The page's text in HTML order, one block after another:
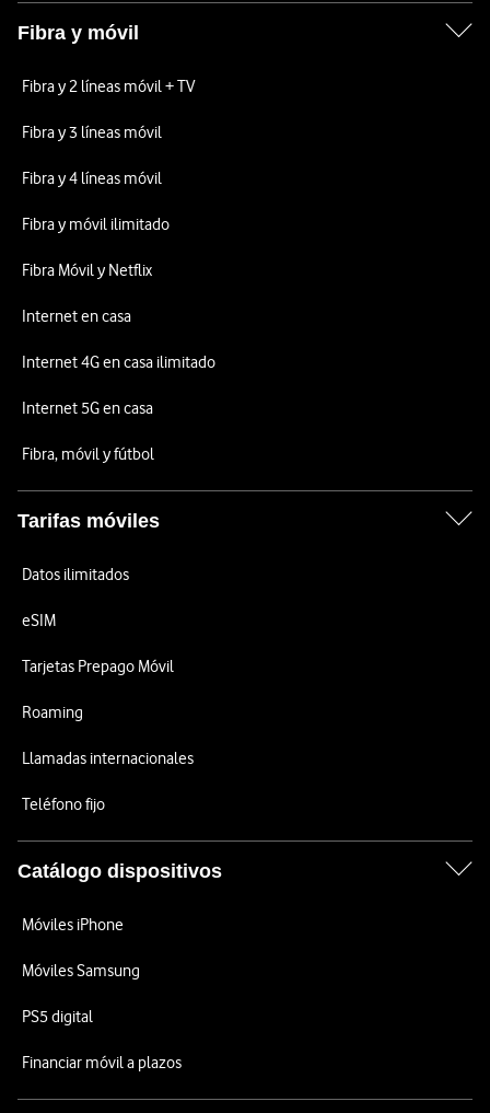
Fibra y móvil
Fibra y 2 líneas móvil + TV
Fibra y 3 líneas móvil
Fibra y 4 líneas móvil
Fibra y móvil ilimitado
Fibra Móvil y Netflix
Internet en casa
Internet 4G en casa ilimitado
Internet 5G en casa
Fibra, móvil y fútbol
Tarifas móviles
Datos ilimitados
eSIM
Tarjetas Prepago Móvil
Roaming
Llamadas internacionales
Teléfono fijo
Catálogo dispositivos
Móviles iPhone
Móviles Samsung
PS5 digital
Financiar móvil a plazos